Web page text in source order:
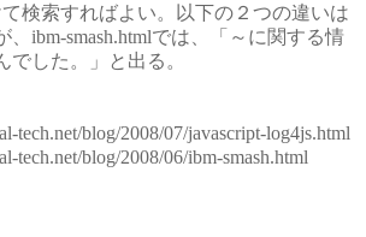
て検索すればよい。以下の２つの違いは
、ibm-smash.htmlでは、「～に関する情
した。」と出る。
tech.net/blog/2008/07/javascript-log4js.html
tech.net/blog/2008/06/ibm-smash.html